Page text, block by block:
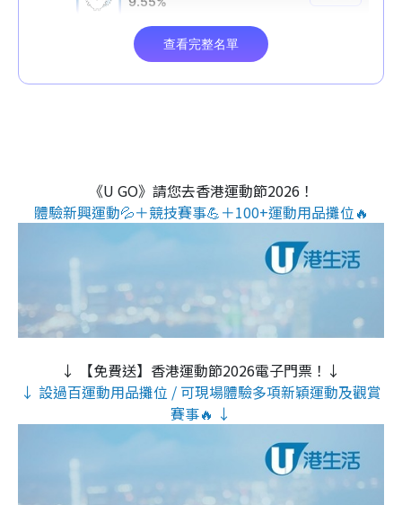
《U GO》請您去香港運動節2026！
體驗新興運動💦＋競技賽事💪＋100+運動用品攤位🔥
↓ 【免費送】香港運動節2026電子門票！↓
↓ 設過百運動用品攤位 / 可現場體驗多項新穎運動及觀賞
賽事🔥 ↓